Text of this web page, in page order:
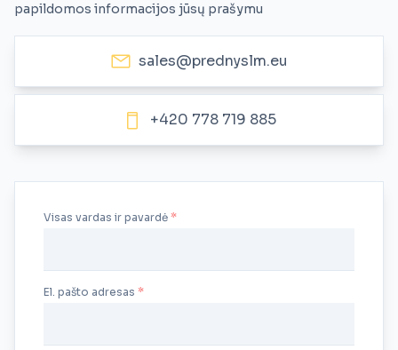
papildomos informacijos jūsų prašymu
sales@prednyslm.eu
+420 778 719 885
Visas vardas ir pavardė
El. pašto adresas